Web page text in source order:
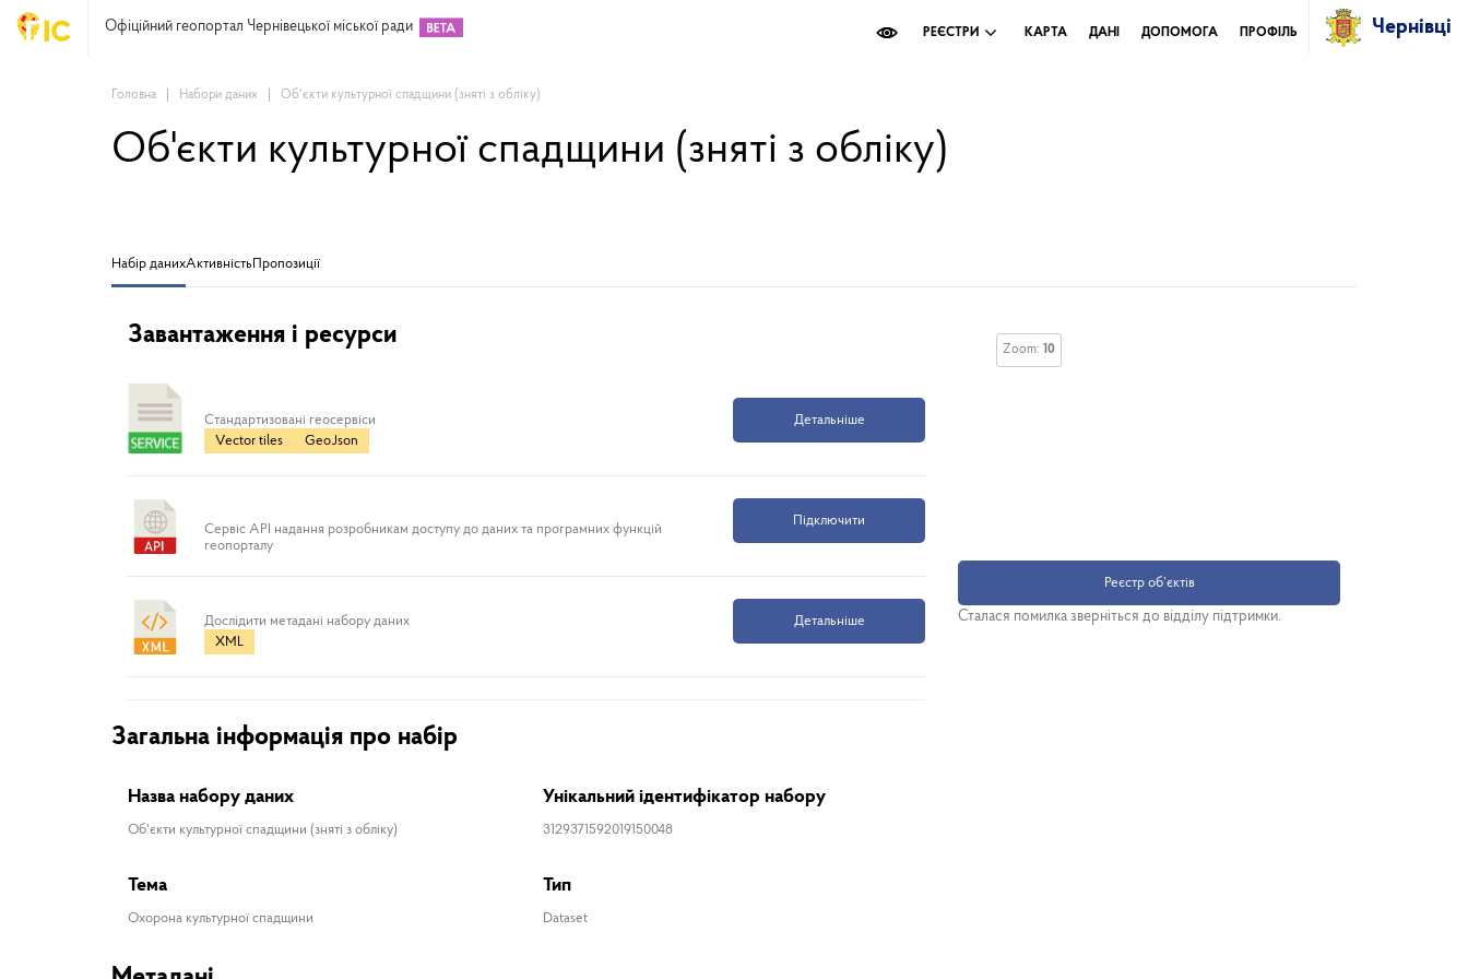
Офіційний геопортал Чернівецької міської ради РЕЄСТРИ КАРТА ДАНІ ДОПОМОГА ПРОФІЛЬ Чернівці
Головна Набори даних Об'єкти культурної спадщини (зняті з обліку)
Об'єкти культурної спадщини (зняті з обліку)
Набір данихАктивність Пропозиції
Завантаження і ресурси
Cтандартизовані геосервіси
Vector tiles
GeoJson
Детальніше
Сервіс API надання розробникам доступу до даних та програмних функцій
геопорталу
Підключити
Дослідити метадані набору даних
XML
Детальніше
Загальна інформація про набір
Назва набору даних
Об'єкти культурної спадщини (зняті з обліку)
Тема
Охорона культурної спадщини
Унікальний ідентифікатор набору
3129371592019150048
Тип
Dataset
Zoom: 10
Реєстр об’єктів
Сталася помилка зверніться до відділу підтримки.